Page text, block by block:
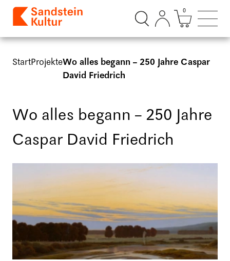
Suchdialog öffnen
Mini
0
StartProjekteWo alles begann – 250 Jahre Caspar
David Friedrich
Wo alles begann – 250 Jahre
Caspar David Friedrich